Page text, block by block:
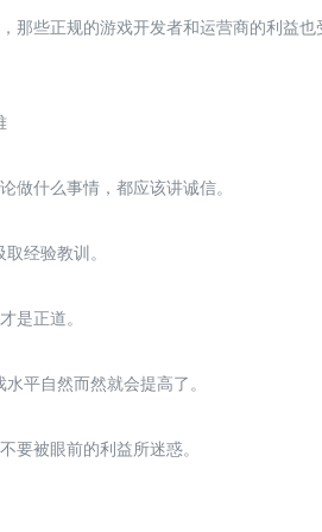
那些正规的游戏开发者和运营商的利益也
做什么事情，都应该讲诚信。
经验教训。
是正道。
平自然而然就会提高了。
要被眼前的利益所迷惑。